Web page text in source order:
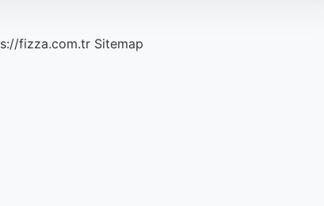
fizza.com.tr Sitemap